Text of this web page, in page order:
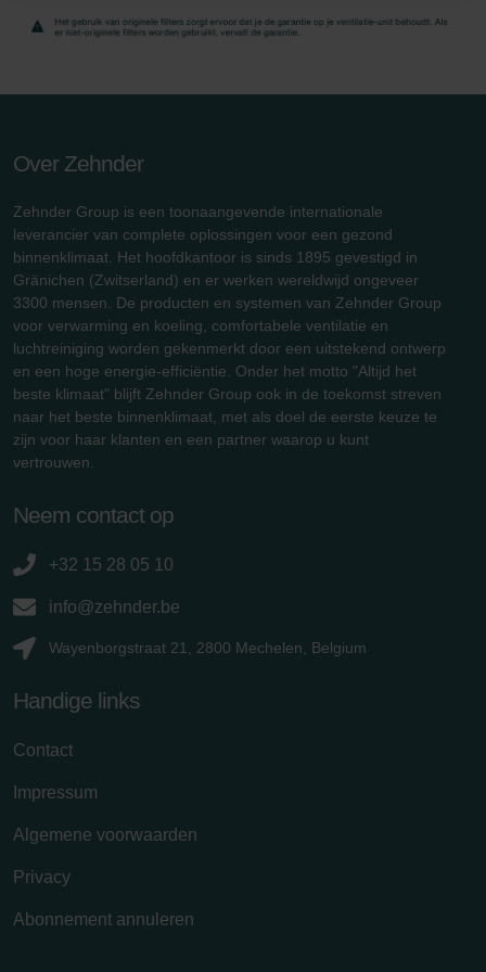
Zehnder Group Sales International: Privacy Policy
danych Zehnder
Over Zehnder
Zehnder Group is een toonaangevende internationale
leverancier van complete oplossingen voor een gezond
binnenklimaat. Het hoofdkantoor is sinds 1895 gevestigd in
Gränichen (Zwitserland) en er werken wereldwijd ongeveer
3300 mensen. De producten en systemen van Zehnder Group
voor verwarming en koeling, comfortabele ventilatie en
luchtreiniging worden gekenmerkt door een uitstekend ontwerp
en een hoge energie-efficiëntie. Onder het motto "Altijd het
beste klimaat" blijft Zehnder Group ook in de toekomst streven
naar het beste binnenklimaat, met als doel de eerste keuze te
zijn voor haar klanten en een partner waarop u kunt
vertrouwen.
Neem contact op
+32 15 28 05 10
info@zehnder.be
Wayenborgstraat 21, 2800 Mechelen, Belgium
Handige links
Contact
Impressum
Algemene voorwaarden
Privacy
Abonnement annuleren